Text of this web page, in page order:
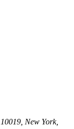
New York,